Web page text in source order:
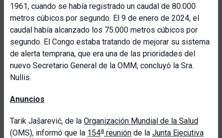
1961, cuando se había registrado un caudal de 80.000
metros cúbicos por segundo. El 9 de enero de 2024, el
caudal había alcanzado los 75.000 metros cúbicos por
segundo. El Congo estaba tratando de mejorar su sistema
de alerta temprana, que era una de las prioridades del
nuevo Secretario General de la OMM, concluyó la Sra.
Nullis.
Anuncios
Tarik Jašarević, de la Organización Mundial de la Salud
(OMS), informó que la 154a reunión de la Junta Ejecutiva